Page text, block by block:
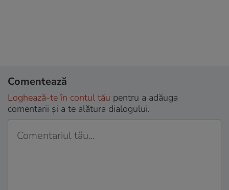
Comentează
Loghează-te în contul tău pentru a adăuga
comentarii și a te alătura dialogului.